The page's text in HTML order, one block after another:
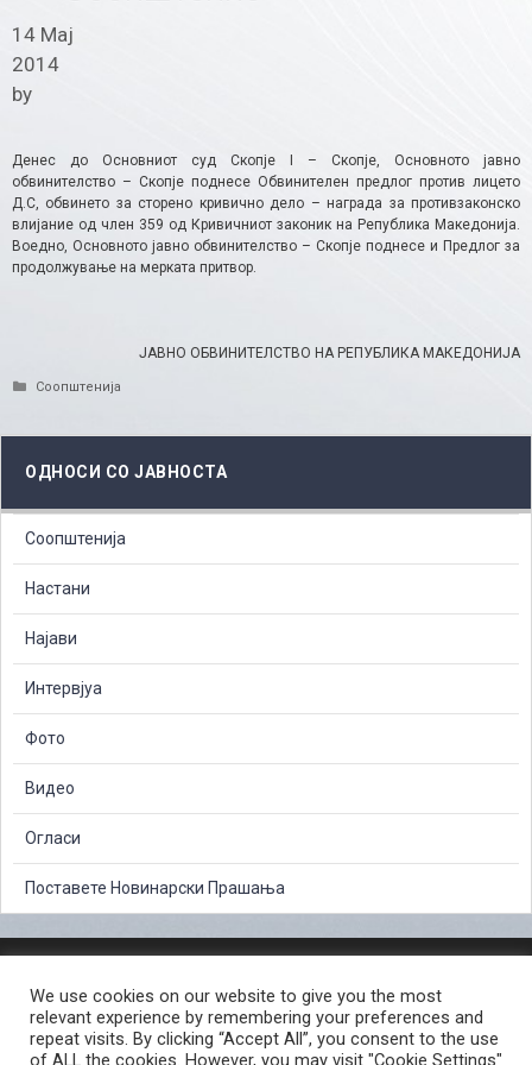
14 Мај
2014
by
Денес до Основниот суд Скопје I – Скопје, Основното јавно
обвинителство – Скопје поднесе Обвинителен предлог против лицето
Д.С, обвинето за сторено кривично дело – награда за противзаконско
влијание од член 359 од Кривичниот законик на Република Македонија.
Воедно, Основното јавно обвинителство – Скопје поднeсе и Предлог за
продолжување на мерката притвор.
ЈАВНО ОБВИНИТЕЛСТВО НА РЕПУБЛИКА МАКЕДОНИЈА
Categories
Соопштенија
ОДНОСИ СО ЈАВНОСТА
Соопштенија
Настани
Најави
Интервјуа
Фото
Видео
Огласи
Поставете Новинарски Прашања
СЛОБОДЕН ПРИСТАП ДО ИНФОРМАЦИИ ОД ЈАВЕН КАРАКТЕР
ПОСТАПКА ЗА ПРИЈАВА НА КРИВИЧНО ДЕЛО
КОРИСНИ ЛИНКОВИ
We use cookies on our website to give you the most
relevant experience by remembering your preferences and
repeat visits. By clicking “Accept All”, you consent to the use
of ALL the cookies. However, you may visit "Cookie Settings"